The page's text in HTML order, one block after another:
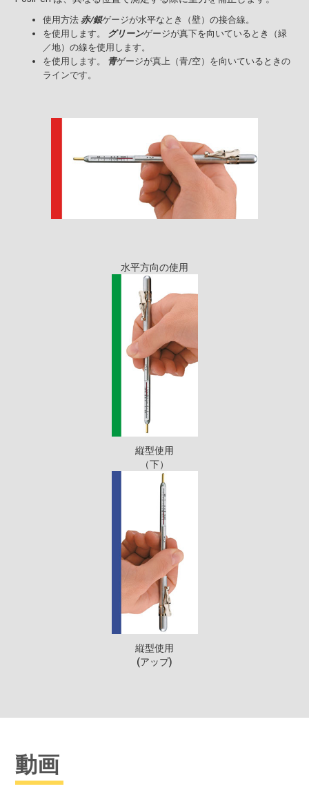
使用方法赤/銀ゲージが水平なとき（壁）の接合線。
を使用します。
グリーンゲージが真下を向いているとき（緑
／地）の線を使用します。
を使用します。 青ゲージが真上（青/空）を向いているときの
ラインです。
水平方向の使用
縦型使用
（下）
縦型使用
(アップ)
動画